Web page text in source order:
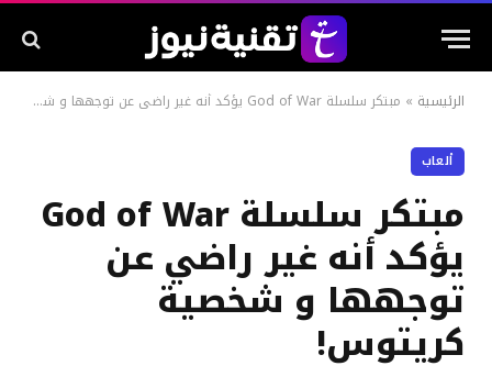
الرئيسية » مبتكر سلسلة God of War يؤكد أنه غير راضي عن توجهها و شخصية كريتوس!
ألعاب
مبتكر سلسلة God of War
يؤكد أنه غير راضي عن
توجهها و شخصية
كريتوس!